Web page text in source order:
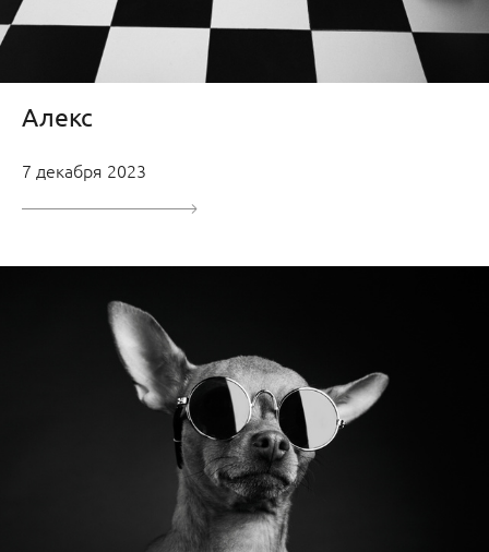
Алекс
7 декабря 2023